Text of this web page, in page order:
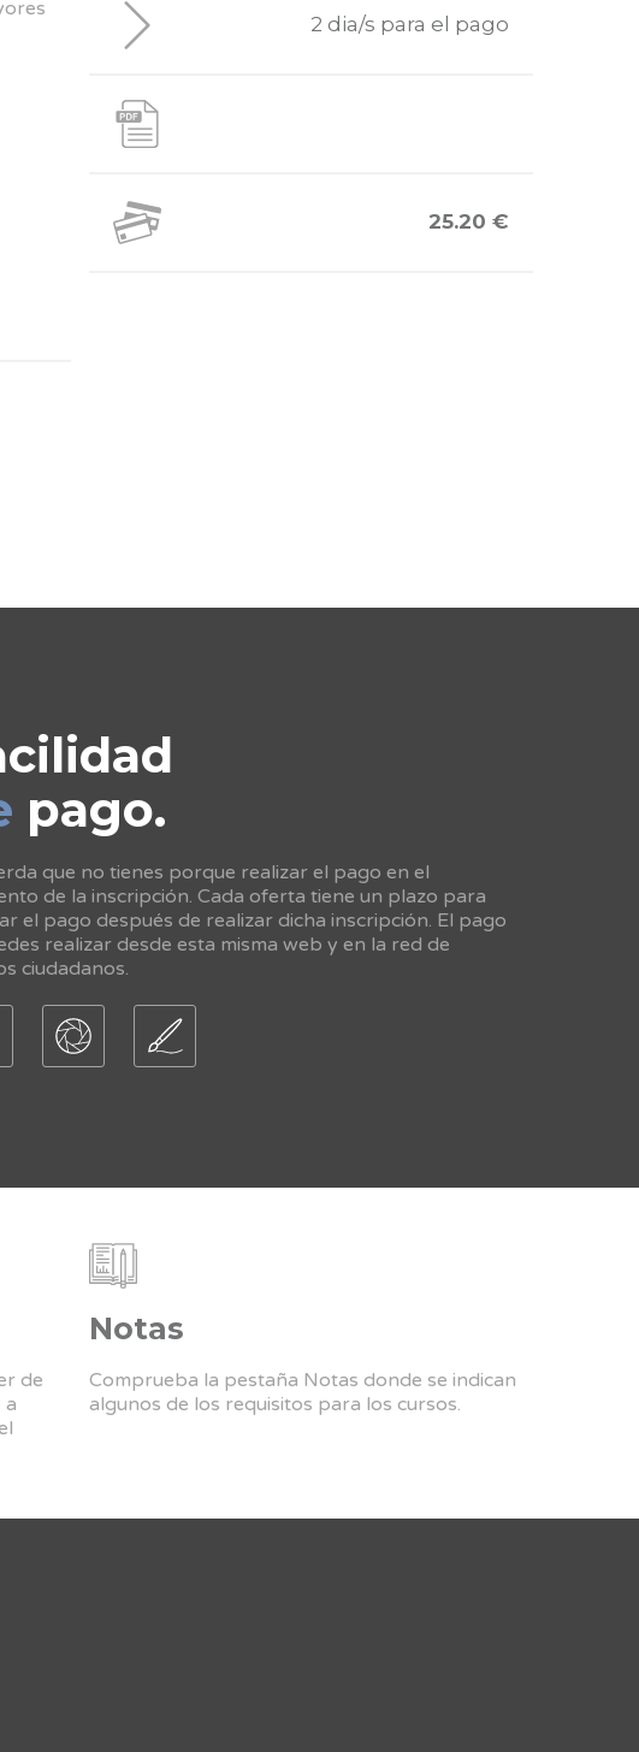
2 dia/s para el pago
25.20 €
pago.
que no tienes porque realizar el pago en el
de la inscripción. Cada oferta tiene un plazo para
el pago después de realizar dicha inscripción. El pago
realizar desde esta misma web y en la red de
ciudadanos.
de
a
Notas
Comprueba la pestaña Notas donde se indican
algunos de los requisitos para los cursos.